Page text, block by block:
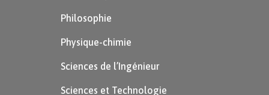
Philosophie
Physique-chimie
Sciences de l’Ingénieur
Sciences et Technologie